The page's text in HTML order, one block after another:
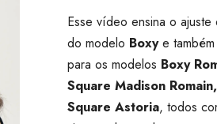
Esse vídeo ensina o ajuste
do modelo Boxye
para os modelos Boxy
Square Madison
Square Astoria, todos